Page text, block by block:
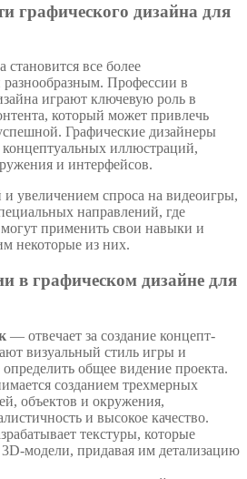
графического дизайна для
становится все более
Профессии в
играют ключевую роль в
который может привлечь
Графические дизайнеры
иллюстраций,
и интерфейсов.
увеличением спроса на видеоигры,
направлений, где
применить свои навыки и
некоторые из них.
в графическом дизайне для
— отвечает за создание концепт-
визуальный стиль игры и
общее видение проекта.
созданием трехмерных
объектов и окружения,
и высокое качество.
текстуры, которые
модели, придавая им детализацию